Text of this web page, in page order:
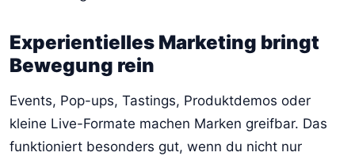
Experientielles Marketing bringt
Bewegung rein
Events, Pop-ups, Tastings, Produktdemos oder
kleine Live-Formate machen Marken greifbar. Das
funktioniert besonders gut, wenn du nicht nur